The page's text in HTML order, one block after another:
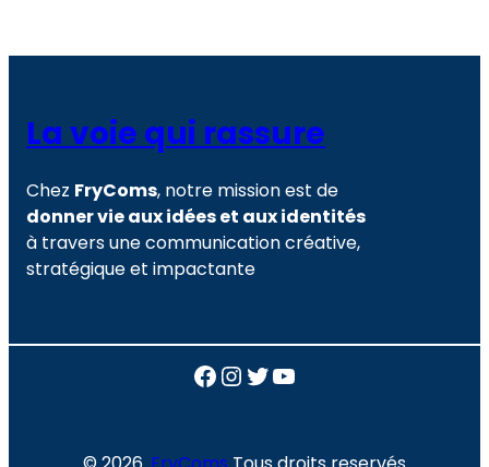
La voie qui rassure
Chez FryComs, notre mission est de
donner vie aux idées et aux identités
à travers une communication créative,
stratégique et impactante
Facebook
Instagram
Twitter
YouTube